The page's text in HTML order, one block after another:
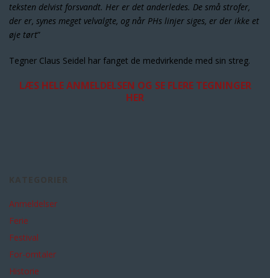
teksten delvist forsvandt. Her er det anderledes. De små strofer,
der er, synes meget velvalgte, og når PHs linjer siges, er der ikke et
øje tørt”
Tegner Claus Seidel har fanget de medvirkende med sin streg.
LÆS HELE ANMELDELSEN OG SE FLERE TEGNINGER
HER
Anmeldelser
Ferie
Festival
For-omtaler
Historie